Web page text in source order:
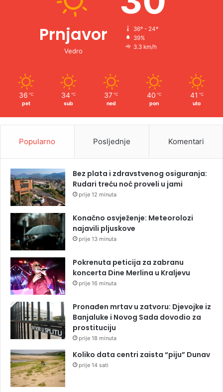
Prnjavor
Vedro
36º - 24º
39%
3.3 km/h
36 ℃
pet
34 ℃
sub
37 ℃
ned
40 ℃
pon
41 ℃
uto
Popularno Posljednje Komentari
Bez plata i zdravstvenog osiguranja:
Rudari treću noć proveli u jami
prije 12 minuta
Konačno osvježenje: Meteorolozi
najavili pljuskove
prije 13 minuta
Pokrenuta peticija za zabranu
koncerta Dine Merlina u Kraljevu
prije 16 minuta
Pronađen mrtav u zatvoru: Djevojke iz
Banjaluke i Novog Sada dovodio za
prostituciju
prije 18 minuta
Koliko data centri zaista “piju” Dunav
prije 14 sati